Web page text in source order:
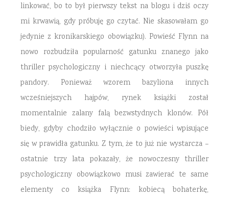
linkować, bo to był pierwszy tekst na blogu i dziś oczy
mi krwawią, gdy próbuję go czytać. Nie skasowałam go
jedynie z kronikarskiego obowiązku). Powieść Flynn na
nowo rozbudziła popularność gatunku znanego jako
thriller psychologiczny i niechcący otworzyła puszkę
pandory. Ponieważ wzorem bazyliona innych
wcześniejszych hajpów, rynek książki został
momentalnie zalany falą bezwstydnych klonów. Pół
biedy, gdyby chodziło wyłącznie o powieści wpisujące
się w prawidła gatunku. Z tym, że to już nie wystarcza –
ostatnie trzy lata pokazały, że nowoczesny thriller
psychologiczny obowiązkowo musi zawierać te same
elementy co książka Flynn: kobiecą bohaterkę,